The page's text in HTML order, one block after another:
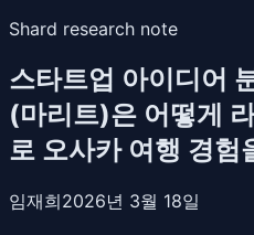
Shard research note
스타트업 아이디어
(마리트)은 어떻게
로 오사카 여행 경험
임재희2026년 3월 18일